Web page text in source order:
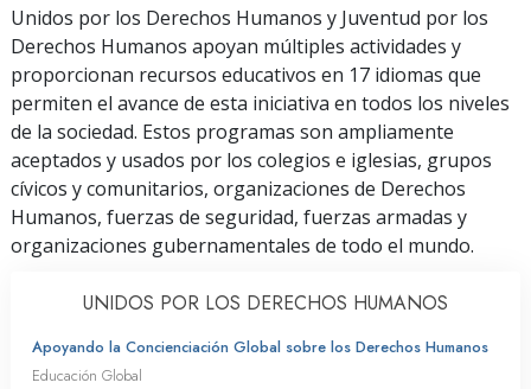
Unidos por los Derechos Humanos y Juventud por los
Derechos Humanos apoyan múltiples actividades y
proporcionan recursos educativos en 17 idiomas que
permiten el avance de esta iniciativa en todos los niveles
de la sociedad. Estos programas son ampliamente
aceptados y usados por los colegios e iglesias, grupos
cívicos y comunitarios, organizaciones de Derechos
Humanos, fuerzas de seguridad, fuerzas armadas y
organizaciones gubernamentales de todo el mundo.
UNIDOS POR LOS DERECHOS HUMANOS
Apoyando la Concienciación Global sobre los Derechos Humanos
Educación Global